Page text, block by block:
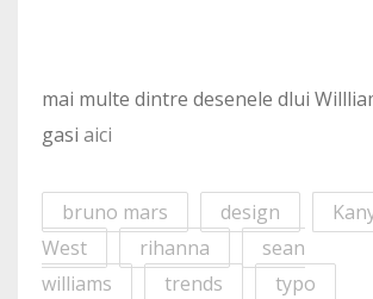
mai multe dintre desenele dlui
gasi aici
bruno mars design
West
rihanna
sean
williams
trends typo